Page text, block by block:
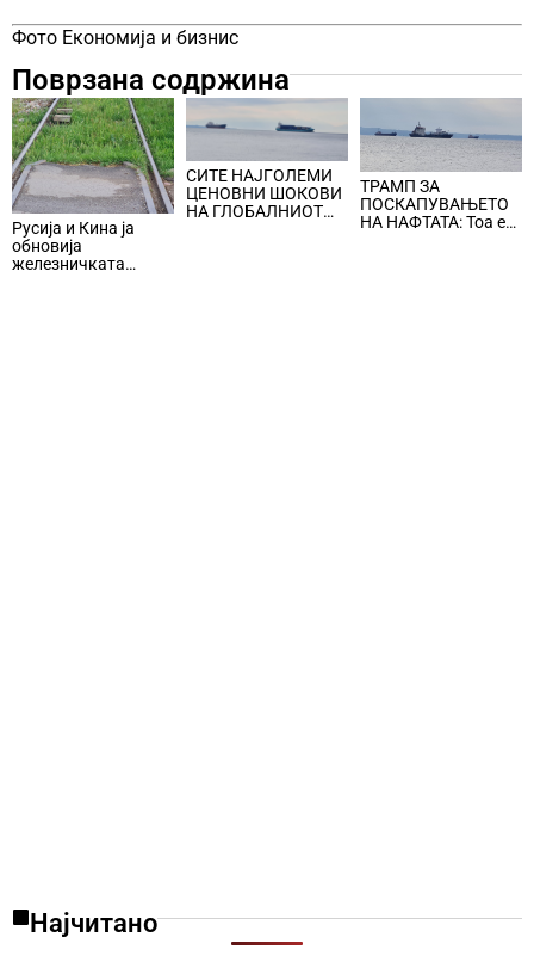
Фото Економија и бизнис
Поврзана содржина
Русија и Кина ја
обновија
железничката
СИТЕ НАЈГОЛЕМИ
ЦЕНОВНИ ШОКОВИ
НА ГЛОБАЛНИОТ
ТРАМП ЗА
ПОСКАПУВАЊЕТО
НА НАФТАТА: Тоа е
Најчитано